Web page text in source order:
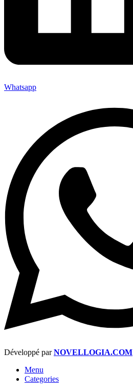
Whatsapp
Développé parNOVELLOGIA.COM
Menu
Categories